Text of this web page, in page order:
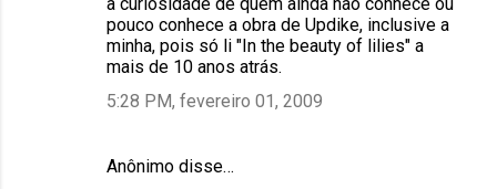
pouco conhece a obra de Updike, inclusive a
minha, pois só li "In the beauty of lilies" a
mais de 10 anos atrás.
5:28 PM, fevereiro 01, 2009
Anônimo disse…